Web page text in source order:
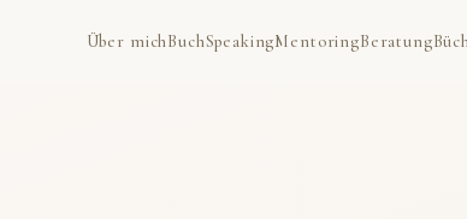
Über michBuchSpeakingMentoringBeratung